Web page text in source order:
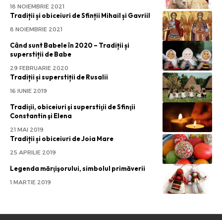
18 NOIEMBRIE 2021
Tradiții și obiceiuri de Sfinții Mihail și Gavriil
8 NOIEMBRIE 2021
Când sunt Babele în 2020 – Tradiții și
superstiții de Babe
29 FEBRUARIE 2020
Tradiții și superstiții de Rusalii
16 IUNIE 2019
Tradiţii, obiceiuri şi superstiţii de Sfinţii
Constantin şi Elena
21 MAI 2019
Tradiții și obiceiuri de Joia Mare
25 APRILIE 2019
Legenda mărţişorului, simbolul primăverii
1 MARTIE 2019